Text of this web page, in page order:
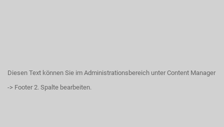
Diesen Text können Sie im Administrationsbereich unter Content Manager
-> Footer 2. Spalte bearbeiten.